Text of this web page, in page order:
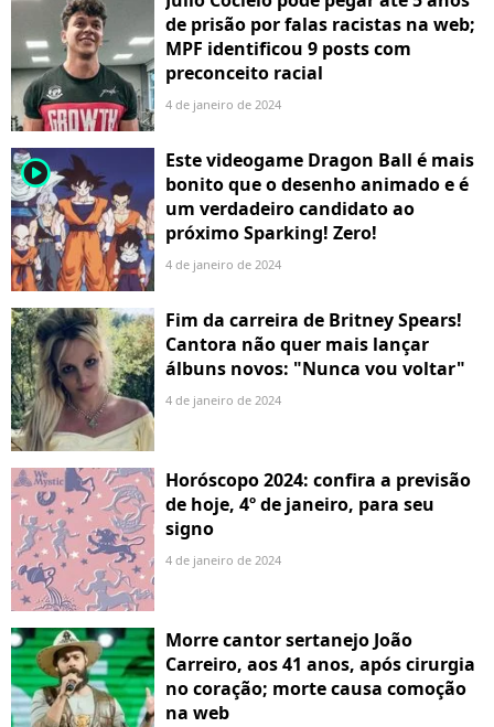
de prisão por falas racistas na web;
MPF identificou 9 posts com
preconceito racial
4 de janeiro de 2024
player2
Este videogame Dragon Ball é mais
bonito que o desenho animado e é
um verdadeiro candidato ao
próximo Sparking! Zero!
4 de janeiro de 2024
Fim da carreira de Britney Spears!
Cantora não quer mais lançar
álbuns novos: "Nunca vou voltar"
4 de janeiro de 2024
Horóscopo 2024: confira a previsão
de hoje, 4º de janeiro, para seu
signo
4 de janeiro de 2024
Morre cantor sertanejo João
Carreiro, aos 41 anos, após cirurgia
no coração; morte causa comoção
na web